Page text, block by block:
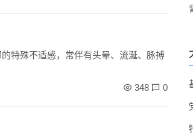
特殊不适感，常伴有头晕、流涎、脉搏
348 0